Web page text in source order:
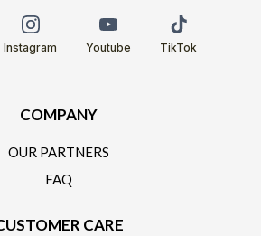
Instagram Youtube TikTok
COMPANY
OUR PARTNERS
FAQ
CARE